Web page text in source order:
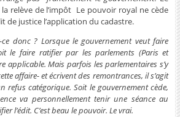
relève de l’impôt Le pouvoir royal ne cède
de justice l’application du cadastre.
donc ? Lorsque le gouvernement veut faire
le faire ratifier par les parlements (Paris et
applicable. Mais parfois les parlementaires s’y
affaire- et écrivent des remontrances, il s’agit
refus catégorique. Soit le gouvernement cède,
va personnellement tenir une séance au
l’édit. C’est beau le pouvoir. Le vrai.